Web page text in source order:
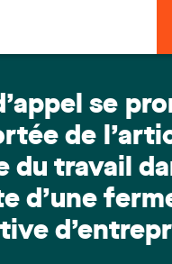
se
de
du travail
d’une